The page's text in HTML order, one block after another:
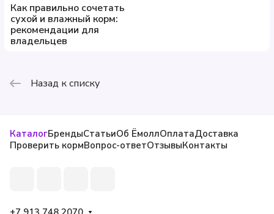
Как правильно сочетать
сухой и влажный корм:
рекомендации для
владельцев
Назад к списку
КаталогБрендыСтатьиОб ЁмоллОплатаДоставка
Проверить кормВопрос-ответОтзывыКонтакты